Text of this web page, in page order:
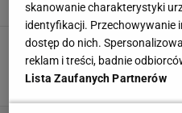
Chcesz mieć
Trenuj mięśnie
MATERIAŁ PROMOCYJNY
skanowanie charakterystyki
identyfikacji. Przechowywanie
dostęp do nich.
reklam i treści, badnie
Lista Zaufanych Partnerów